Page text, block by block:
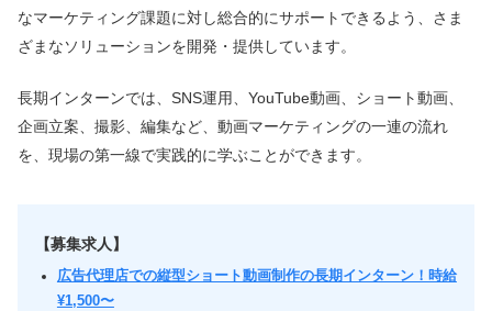
なマーケティング課題に対し総合的にサポートできるよう、さま
ざまなソリューションを開発・提供しています。
長期インターンでは、SNS運用、YouTube動画、ショート動画、
企画立案、撮影、編集など、動画マーケティングの一連の流れ
を、現場の第一線で実践的に学ぶことができます。
【募集求人】
広告代理店での縦型ショート動画制作の長期インターン！時給
¥1,500〜